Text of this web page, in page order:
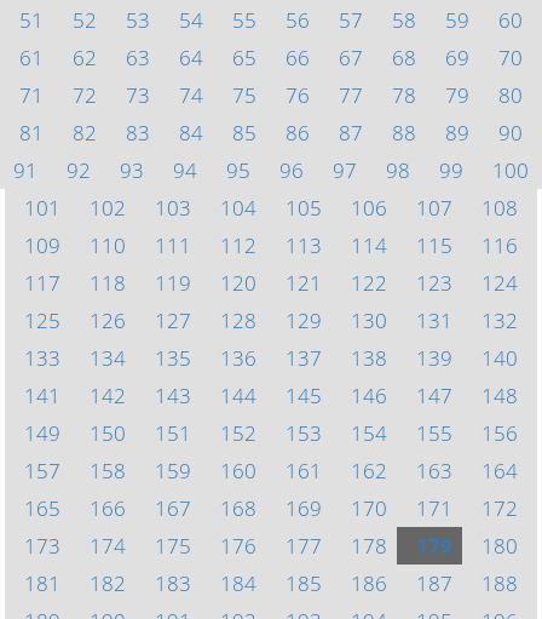
51
52 53 54 55 56 57 58 59
60
61
62 63 64 65 66 67 68 69
70
71
72 73 74 75 76 77 78 79
80
81
82 83 84 85 86 87 88 89
90
91
92 93 94 95 96 97 98 99
100
101
102 103 104 105 106 107
108
109
110 111 112 113 114 115
116
117
118 119 120 121 122 123
124
125
126 127 128 129 130 131
132
133
134 135 136 137 138 139
140
141
142 143 144 145 146 147
148
149
150 151 152 153 154 155
156
157
158 159 160 161 162 163
164
165
166 167 168 169 170 171
172
173
174 175 176 177 178 179
180
181
182 183 184 185 186 187
188